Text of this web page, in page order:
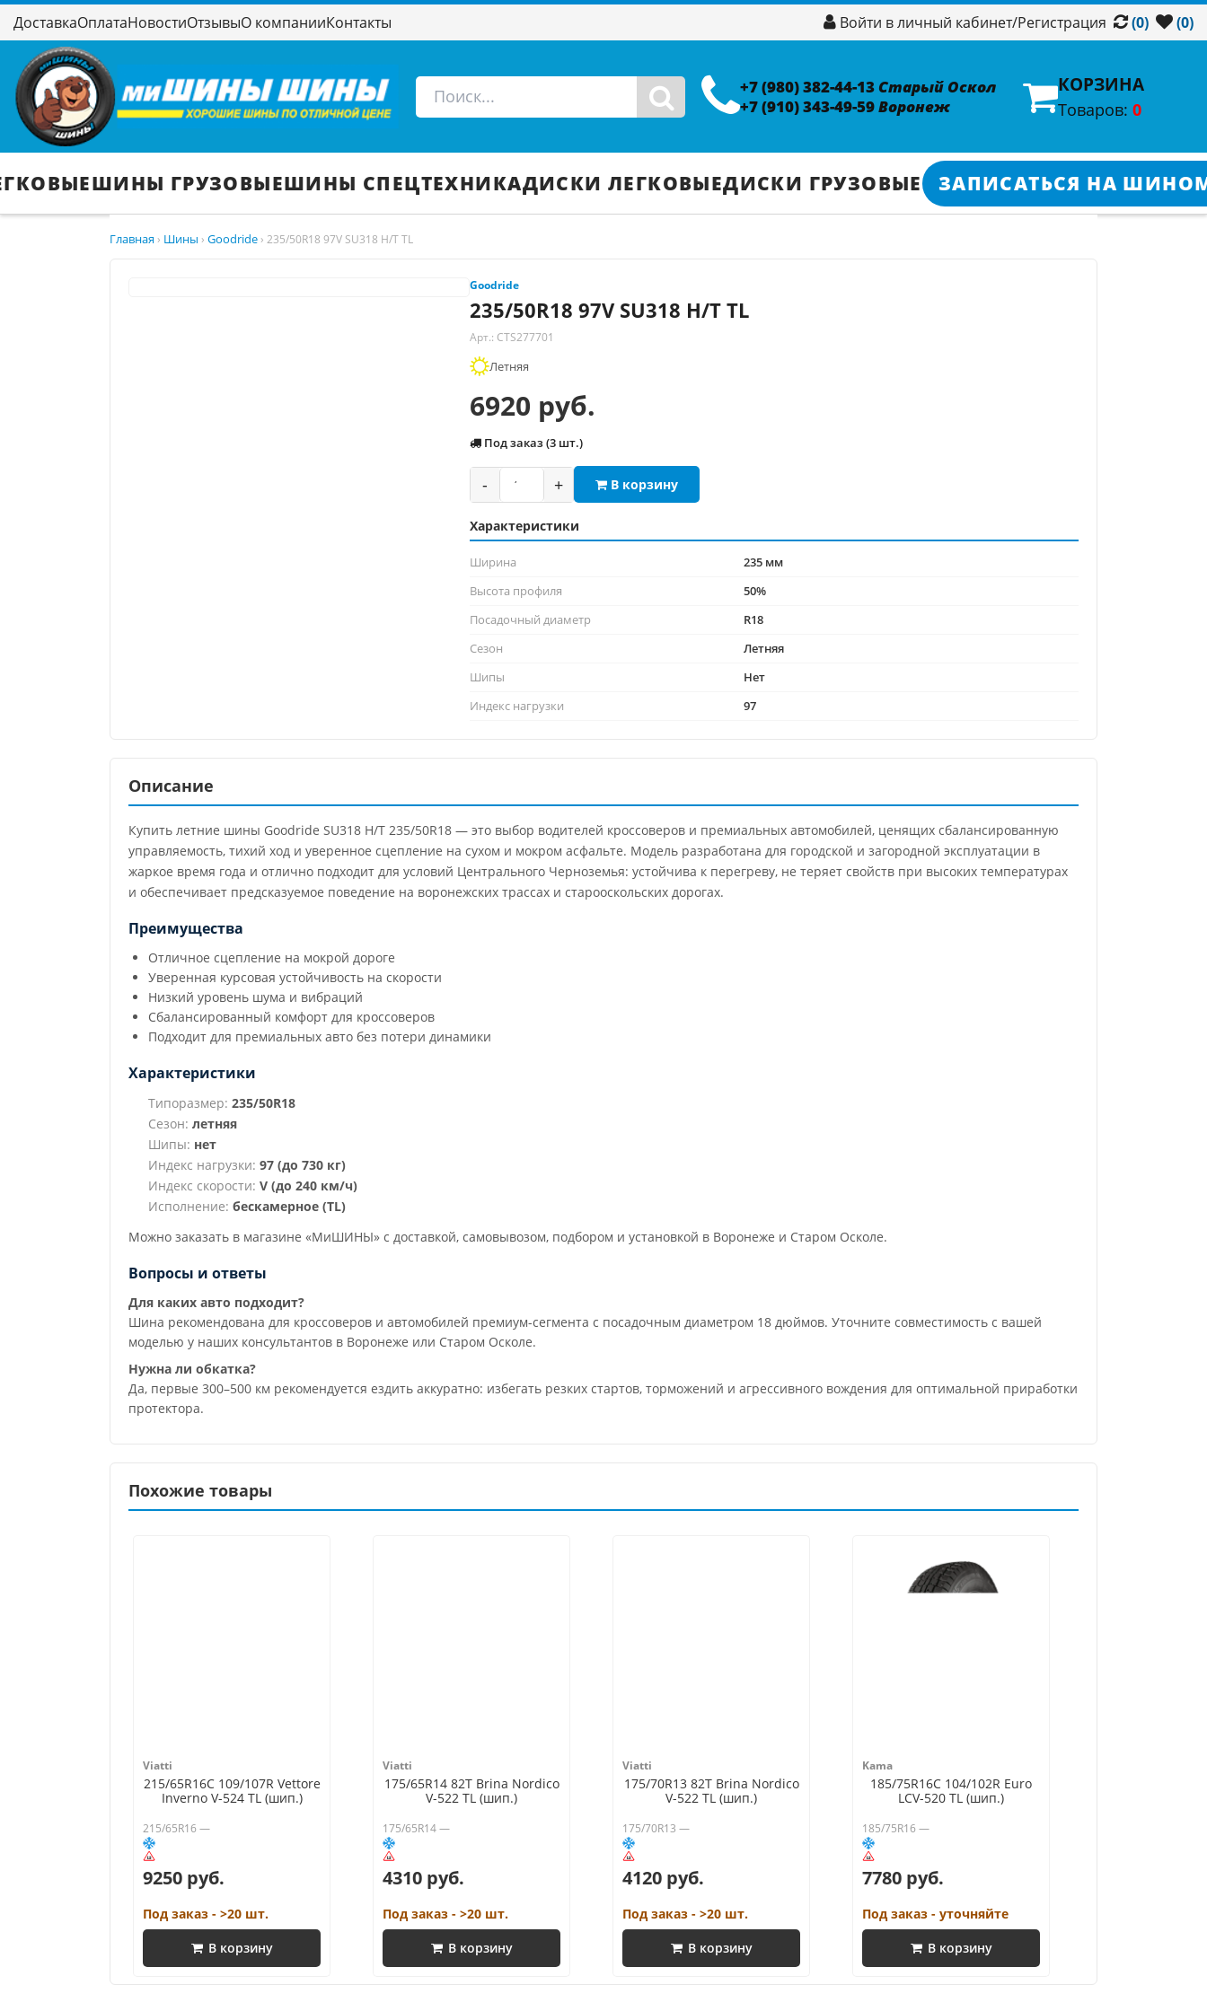
ДоставкаОплатаНовостиОтзывыО компанииКонтакты Войти в личный кабинет/Регистрация (0) (0)
+7 (980) 382-44-13 Старый Оскол
+7 (910) 343-49-59Воронеж
КОРЗИНА
Товаров: 0
ШИНЫ ГРУЗОВЫЕШИНЫ СПЕЦТЕХНИКАДИСКИ ЛЕГКОВЫЕДИСКИ ГРУЗОВЫЕ ЗАПИСАТЬСЯ НА
Главная › Шины › Goodride › 235/50R18 97V SU318 H/T TL
Goodride
235/50R18 97V SU318 H/T TL
Арт.: CTS277701
Летняя
6920 руб.
Под заказ (3 шт.)
- + В корзину
Характеристики
Ширина
235 мм
Высота профиля
50%
Посадочный диаметр
R18
Сезон
Летняя
Шипы
Нет
Индекс нагрузки
97
Описание
Купить летние шины Goodride SU318 H/T 235/50R18 — это выбор водителей кроссоверов и премиальных автомобилей, ценящих сбалансированную
управляемость, тихий ход и уверенное сцепление на сухом и мокром асфальте. Модель разработана для городской и загородной эксплуатации в
жаркое время года и отлично подходит для условий Центрального Черноземья: устойчива к перегреву, не теряет свойств при высоких температурах
и обеспечивает предсказуемое поведение на воронежских трассах и старооскольских дорогах.
Преимущества
Отличное сцепление на мокрой дороге
Уверенная курсовая устойчивость на скорости
Низкий уровень шума и вибраций
Сбалансированный комфорт для кроссоверов
Подходит для премиальных авто без потери динамики
Характеристики
Типоразмер: 235/50R18
Сезон: летняя
Шипы: нет
Индекс нагрузки: 97 (до 730 кг)
Индекс скорости: V (до 240 км/ч)
Исполнение: бескамерное (TL)
Можно заказать в магазине «МиШИНЫ» с доставкой, самовывозом, подбором и установкой в Воронеже и Старом Осколе.
Вопросы и ответы
Для каких авто подходит?
Шина рекомендована для кроссоверов и автомобилей премиум-сегмента с посадочным диаметром 18 дюймов. Уточните совместимость с вашей
моделью у наших консультантов в Воронеже или Старом Осколе.
Нужна ли обкатка?
Да, первые 300–500 км рекомендуется ездить аккуратно: избегать резких стартов, торможений и агрессивного вождения для оптимальной приработки
протектора.
Похожие товары
Viatti
215/65R16C 109/107R Vettore
Inverno V-524 TL (шип.)
215/65R16 —
9250 руб.
Под заказ - >20 шт.
В корзину
Viatti
175/65R14 82T Brina Nordico
V-522 TL (шип.)
175/65R14 —
4310 руб.
Под заказ - >20 шт.
В корзину
Viatti
175/70R13 82T Brina Nordico
V-522 TL (шип.)
175/70R13 —
4120 руб.
Под заказ - >20 шт.
В корзину
Kama
185/75R16C 104/102R Euro
LCV-520 TL (шип.)
185/75R16 —
7780 руб.
Под заказ - уточняйте
В корзину